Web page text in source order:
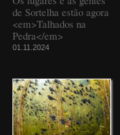
de Sortelha estão agora
<em>Talhados na
Pedra</em>
01.11.2024